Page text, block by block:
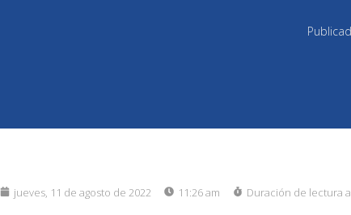
jueves, 11 de agosto de 2022 11:26 am Duración de lectura